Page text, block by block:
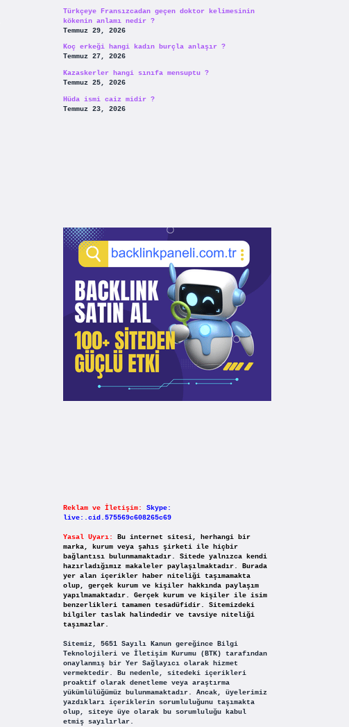
Türkçeye Fransızcadan geçen doktor kelimesinin
kökenin anlamı nedir ?
Temmuz 29, 2026
Koç erkeği hangi kadın burçla anlaşır ?
Temmuz 27, 2026
Kazaskerler hangi sınıfa mensuptu ?
Temmuz 25, 2026
Hüda ismi caiz midir ?
Temmuz 23, 2026
Reklam ve İletişim:
Skype:
live:.cid.575569c608265c69
Yasal Uyarı:
Bu internet sitesi, herhangi bir
marka, kurum veya şahıs şirketi ile hiçbir
bağlantısı bulunmamaktadır. Sitede yalnızca kendi
hazırladığımız makaleler paylaşılmaktadır. Burada
yer alan içerikler haber niteliği taşımamakta
olup, gerçek kurum ve kişiler hakkında paylaşım
yapılmamaktadır. Gerçek kurum ve kişiler ile isim
benzerlikleri tamamen tesadüfidir. Sitemizdeki
bilgiler taslak halindedir ve tavsiye niteliği
taşımazlar.
Sitemiz, 5651 Sayılı Kanun gereğince Bilgi
Teknolojileri ve İletişim Kurumu (BTK) tarafından
onaylanmış bir Yer Sağlayıcı olarak hizmet
vermektedir. Bu nedenle, sitedeki içerikleri
proaktif olarak denetleme veya araştırma
yükümlülüğümüz bulunmamaktadır. Ancak, üyelerimiz
yazdıkları içeriklerin sorumluluğunu taşımakta
olup, siteye üye olarak bu sorumluluğu kabul
etmiş sayılırlar.